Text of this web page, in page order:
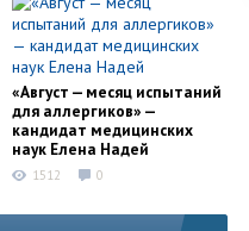
«Август — месяц испытаний
для аллергиков» —
кандидат медицинских
наук Елена Надей
1512 0